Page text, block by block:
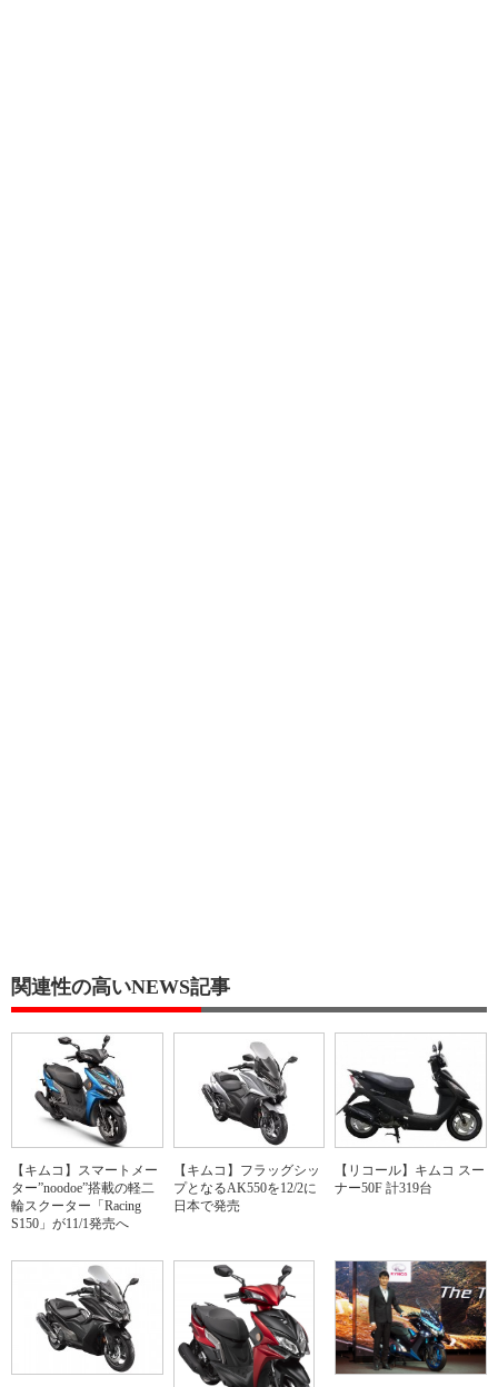
関連性の高いNEWS記事
【キムコ】スマートメー
ター”noodoe”搭載の軽二
輪スクーター「Racing
S150」が11/1発売へ
【キムコ】フラッグシッ
プとなるAK550を12/2に
日本で発売
【リコール】キムコ スー
ナー50F 計319台